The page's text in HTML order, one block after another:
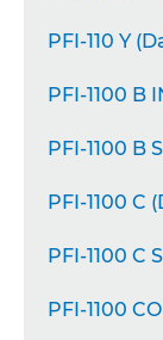
PFI-110 Y
PFI-1100 B
PFI-1100 B
PFI-1100 C
PFI-1100 C
PFI-1100